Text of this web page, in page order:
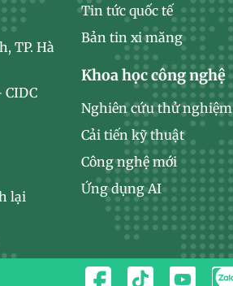
TP. Hà
CIDC
lại
Tin tức quốc tế
Bản tin xi măng
Khoa học công nghệ
Nghiên cứu thử nghiệm
Cải tiến kỹ thuật
Công nghệ mới
Ứng dụng AI